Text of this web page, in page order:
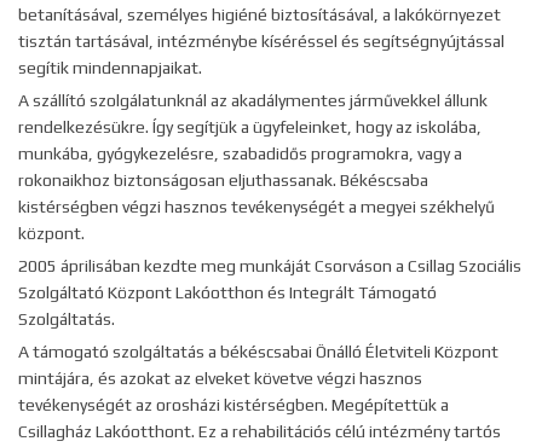
betanításával, személyes higiéné biztosításával, a lakókörnyezet
tisztán tartásával, intézménybe kíséréssel és segítségnyújtással
segítik mindennapjaikat.
A szállító szolgálatunknál az akadálymentes járművekkel állunk
rendelkezésükre. Így segítjük a ügyfeleinket, hogy az iskolába,
munkába, gyógykezelésre, szabadidős programokra, vagy a
rokonaikhoz biztonságosan eljuthassanak. Békéscsaba
kistérségben végzi hasznos tevékenységét a megyei székhelyű
központ.
2005 áprilisában kezdte meg munkáját Csorváson a Csillag Szociális
Szolgáltató Központ Lakóotthon és Integrált Támogató
Szolgáltatás.
A támogató szolgáltatás a békéscsabai Önálló Életviteli Központ
mintájára, és azokat az elveket követve végzi hasznos
tevékenységét az orosházi kistérségben. Megépítettük a
Csillagház Lakóotthont. Ez a rehabilitációs célú intézmény tartós